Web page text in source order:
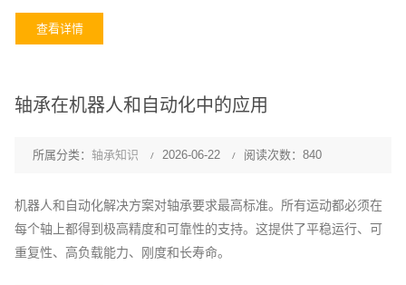
查看详情
轴承在机器人和自动化中的应用
所属分类： 轴承知识 2026-06-22 阅读次数：840
机器人和自动化解决方案对轴承要求最高标准。所有运动都必须在
每个轴上都得到极高精度和可靠性的支持。这提供了平稳运行、可
重复性、高负载能力、刚度和长寿命。